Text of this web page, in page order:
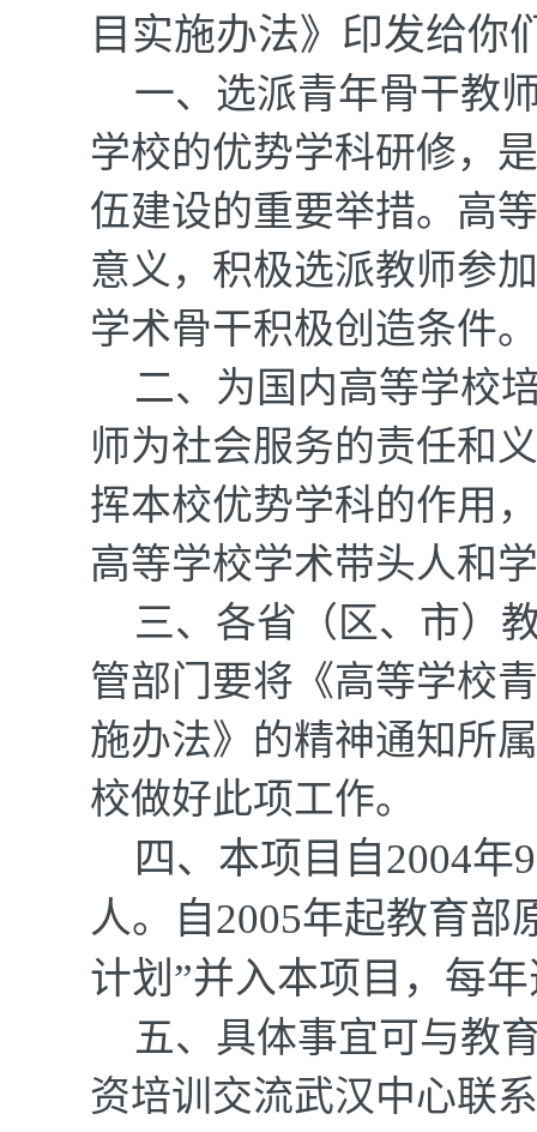
目实施办法》印发给你
一、选派青年骨干教
学校的优势学科研修，
伍建设的重要举措。高
意义，积极选派教师参
学术骨干积极创造条件。
二、为国内高等学校
师为社会服务的责任和
挥本校优势学科的作用
高等学校学术带头人和
三、各省（区、市）
管部门要将《高等学校
施办法》的精神通知所
校做好此项工作。
四、本项目自2004年9
人。自2005年起教育部
计划”并入本项目，每
五、具体事宜可与教
资培训交流武汉中心联